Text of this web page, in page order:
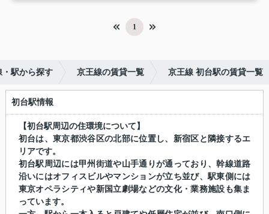
1
・駅から探す 京王線の賃貸一覧 京王線 初台駅の賃貸一覧
初台駅情報
【初台駅周辺の住環境について】
初台は、東京都渋谷区の北部に位置し、新宿区と隣接するエ
リアです。
初台駅周辺には甲州街道や山手通りが通っており、幹線道路
沿いにはオフィスビルやマンションが立ち並び、駅東側には
東京オペラシティや新国立劇場などの文化・業務施設も集ま
っています。